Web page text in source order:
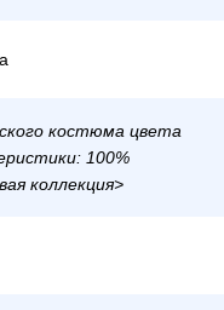
костюма цвета
100%
коллекция>